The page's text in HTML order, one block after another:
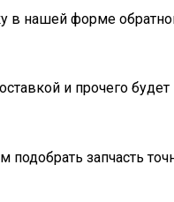
в нашей форме
и прочего
запчасть